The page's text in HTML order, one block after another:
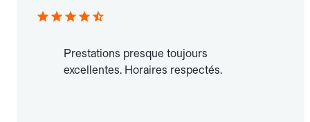
Prestations presque toujours
excellentes. Horaires respectés.